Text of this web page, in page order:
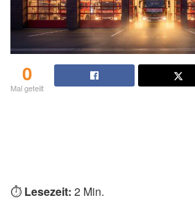
0
Mal geteilt
⏱️ Lesezeit: 2 Min.